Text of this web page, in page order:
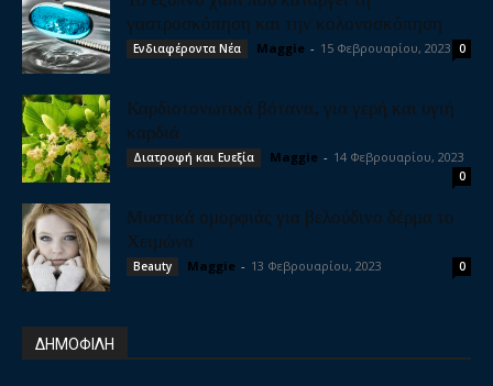
γαστροσκόπηση και την κολονοσκόπηση
Ενδιαφέροντα Νέα Maggie - 15 Φεβρουαρίου, 2023 0
Καρδιοτονωτικά βότανα, για γερή και υγιή
καρδιά
Διατροφή και Ευεξία Maggie - 14 Φεβρουαρίου, 2023
0
Μυστικά ομορφιάς για βελούδινο δέρμα το
Χειμώνα
Beauty Maggie - 13 Φεβρουαρίου, 2023 0
ΔΗΜΟΦΙΛΗ